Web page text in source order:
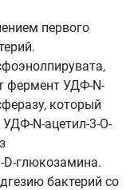
первого
фермент УДФ-N-
который
N-ацетил-3-О-
глюкозамина.
бактерий со